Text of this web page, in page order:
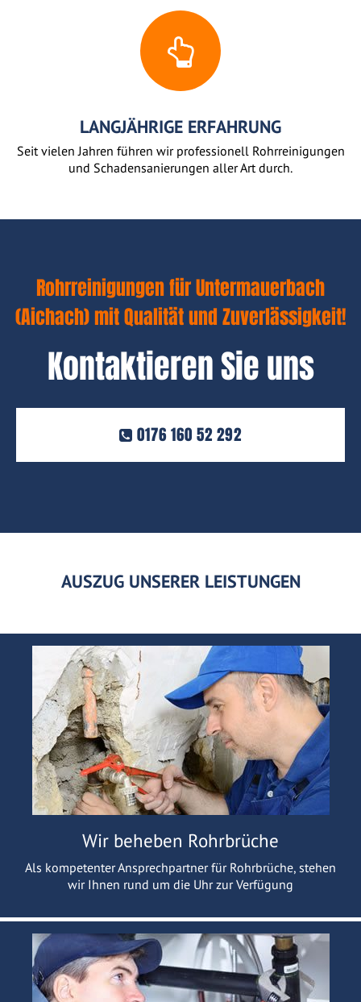
LANGJÄHRIGE ERFAHRUNG
Seit vielen Jahren führen wir professionell Rohrreinigungen
und Schadensanierungen aller Art durch.
Rohrreinigungen für Untermauerbach
(Aichach) mit Qualität und Zuverlässigkeit!
Kontaktieren Sie uns
0176 160 52 292
AUSZUG UNSERER LEISTUNGEN
Wir beheben Rohrbrüche
Als kompetenter Ansprechpartner für Rohrbrüche, stehen
wir Ihnen rund um die Uhr zur Verfügung